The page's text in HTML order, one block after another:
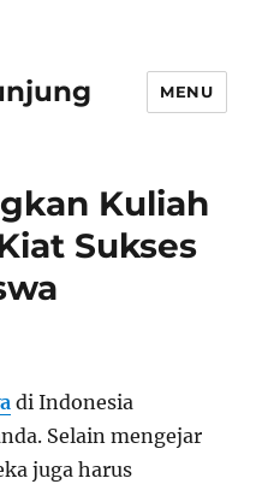
MENU
Kuliah
Sukses
di Indonesia
Selain mengejar
juga harus